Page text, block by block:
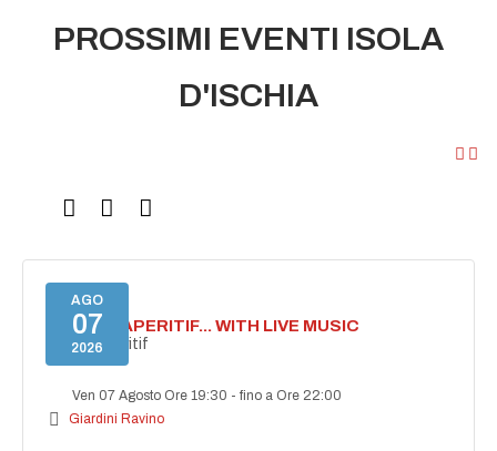
PROSSIMI EVENTI ISOLA
D'ISCHIA
AGO
07
2026
SECRET APERITIF... WITH LIVE MUSIC
Secret aperitif
Ven 07 Agosto Ore 19:30 -fino a Ore 22:00
Giardini Ravino